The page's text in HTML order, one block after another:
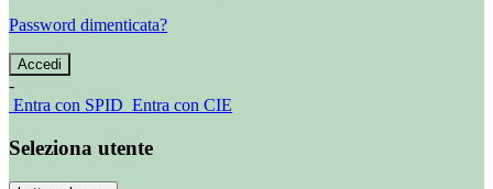
Password dimenticata?
-
Entra con SPID Entra con CIE
Seleziona utente